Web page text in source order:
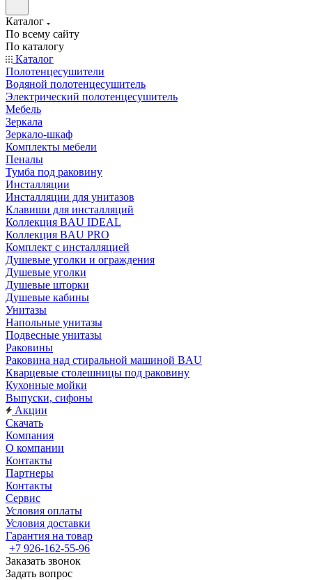
Каталог
По всему сайту
По каталогу
Каталог
Полотенцесушители
Водяной полотенцесушитель
Электрический полотенцесушитель
Мебель
Зеркала
Зеркало-шкаф
Комплекты мебели
Пеналы
Тумба под раковину
Инсталляции
Инсталляции для унитазов
Клавиши для инсталляций
Коллекция BAU IDEAL
Коллекция BAU PRO
Комплект с инсталляцией
Душевые уголки и ограждения
Душевые уголки
Душевые шторки
Душевые кабины
Унитазы
Напольные унитазы
Подвесные унитазы
Раковины
Раковина над стиральной машиной BAU
Кварцевые столешницы под раковину
Кухонные мойки
Выпуски, сифоны
Акции
Скачать
Компания
О компании
Контакты
Партнеры
Контакты
Сервис
Условия оплаты
Условия доставки
Гарантия на товар
+7 926-162-55-96
Заказать звонок
Задать вопрос